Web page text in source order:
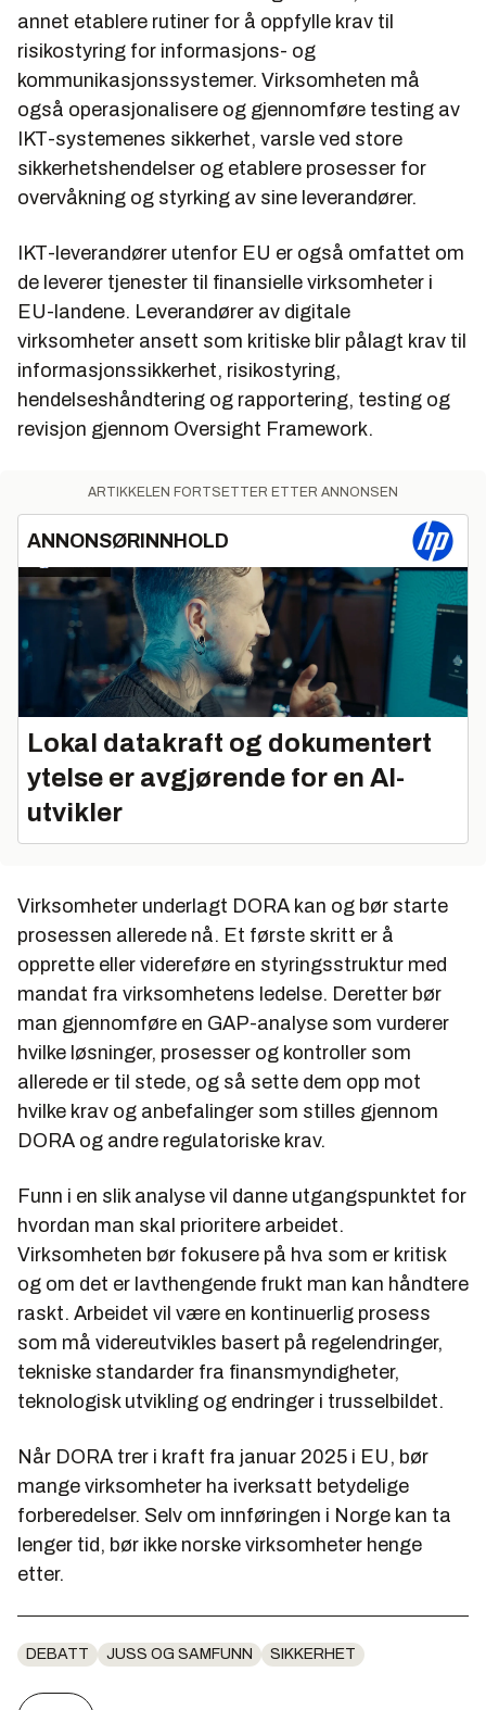
annet etablere rutiner for å oppfylle krav til
risikostyring for informasjons- og
kommunikasjonssystemer. Virksomheten må
også operasjonalisere og gjennomføre testing av
IKT-systemenes sikkerhet, varsle ved store
sikkerhetshendelser og etablere prosesser for
overvåkning og styrking av sine leverandører.
IKT-leverandører utenfor EU er også omfattet om
de leverer tjenester til finansielle virksomheter i
EU-landene. Leverandører av digitale
virksomheter ansett som kritiske blir pålagt krav til
informasjonssikkerhet, risikostyring,
hendelseshåndtering og rapportering, testing og
revisjon gjennom Oversight Framework.
ARTIKKELEN FORTSETTER ETTER ANNONSEN
ANNONSØRINNHOLD
Lokal datakraft og dokumentert
ytelse er avgjørende for en AI-
utvikler
Virksomheter underlagt DORA kan og bør starte
prosessen allerede nå. Et første skritt er å
opprette eller videreføre en styringsstruktur med
mandat fra virksomhetens ledelse. Deretter bør
man gjennomføre en GAP-analyse som vurderer
hvilke løsninger, prosesser og kontroller som
allerede er til stede, og så sette dem opp mot
hvilke krav og anbefalinger som stilles gjennom
DORA og andre regulatoriske krav.
Funn i en slik analyse vil danne utgangspunktet for
hvordan man skal prioritere arbeidet.
Virksomheten bør fokusere på hva som er kritisk
og om det er lavthengende frukt man kan håndtere
raskt. Arbeidet vil være en kontinuerlig prosess
som må videreutvikles basert på regelendringer,
tekniske standarder fra finansmyndigheter,
teknologisk utvikling og endringer i trusselbildet.
Når DORA trer i kraft fra januar 2025 i EU, bør
mange virksomheter ha iverksatt betydelige
forberedelser. Selv om innføringen i Norge kan ta
lenger tid, bør ikke norske virksomheter henge
etter.
DEBATT JUSS OG SAMFUNN SIKKERHET